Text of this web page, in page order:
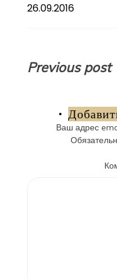
26.09.2016
Навигация
записям
Previous post
Ваш адрес